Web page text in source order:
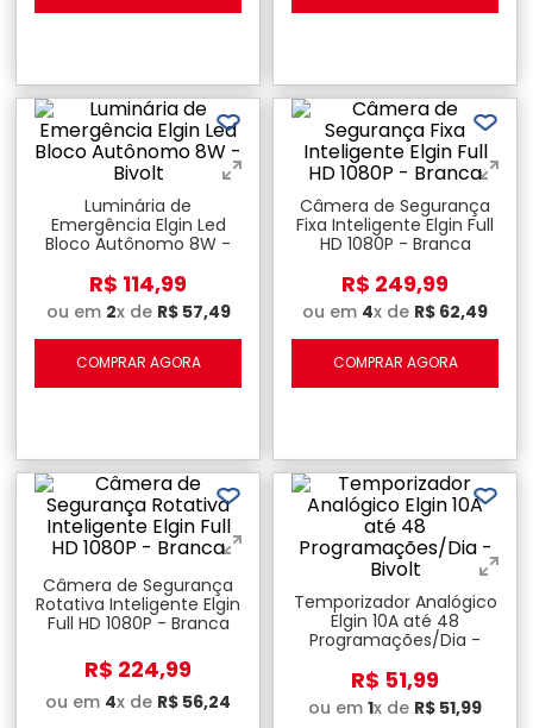
Luminária de
Emergência Elgin Led
Bloco Autônomo 8W -
R$ 114,99
ou em 2x de R$ 57,49
COMPRAR AGORA
Câmera de Segurança
Fixa Inteligente Elgin Full
HD 1080P - Branca
R$ 249,99
ou em 4x de R$ 62,49
COMPRAR AGORA
Câmera de Segurança
Rotativa Inteligente Elgin
Full HD 1080P - Branca
R$ 224,99
ou em 4x de R$ 56,24
Temporizador Analógico
Elgin 10A até 48
Programações/Dia -
Bivolt
R$ 51,99
ou em 1x de R$ 51,99